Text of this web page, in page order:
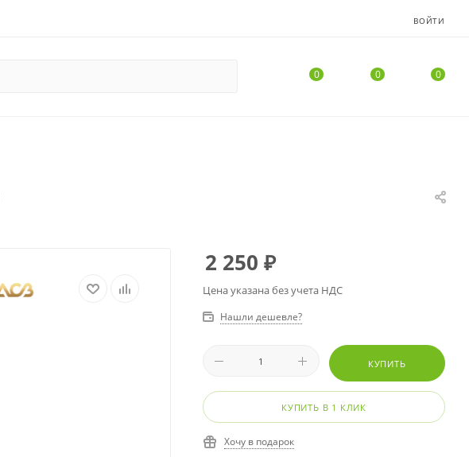
ВОЙТИ
0 0 0
2 250 ₽
Цена указана без учета НДС
Нашли дешевле?
КУПИТЬ
КУПИТЬ В 1 КЛИК
Хочу в подарок